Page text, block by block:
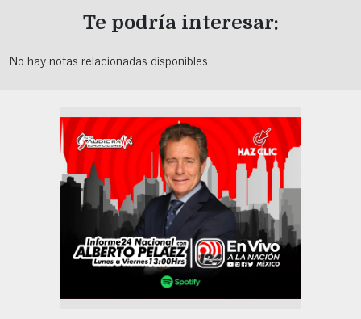
Te podría interesar:
No hay notas relacionadas disponibles.